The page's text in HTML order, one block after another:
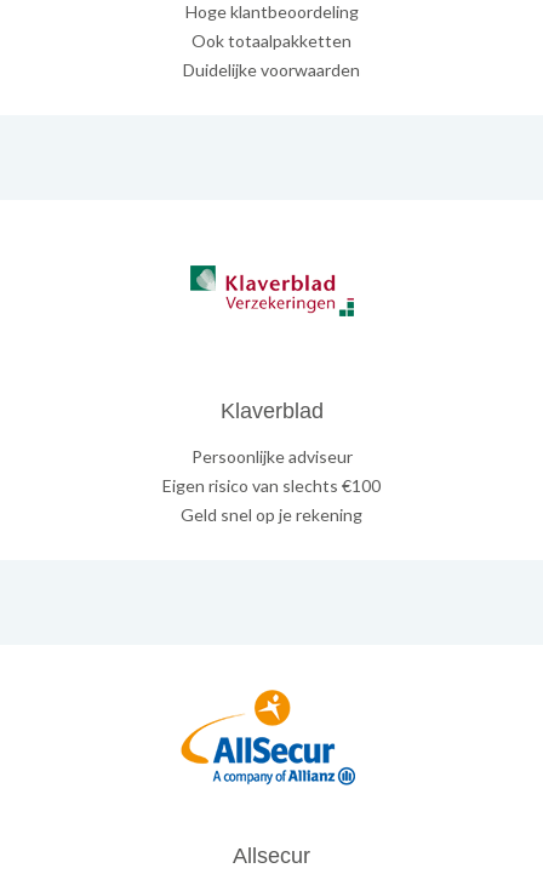
Hoge klantbeoordeling
Ook totaalpakketten
Duidelijke voorwaarden
Klaverblad
Persoonlijke adviseur
Eigen risico van slechts €100
Geld snel op je rekening
Allsecur